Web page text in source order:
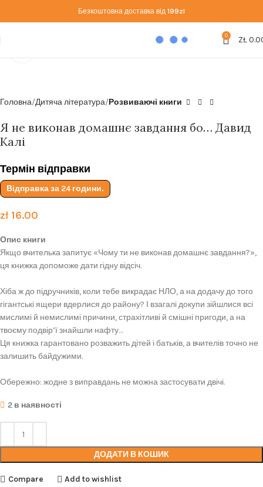
Безкоштовна доставка від 199zl
0 ZŁ
Головна Дитяча література Розвиваючі книги
Я не виконав домашнє завдання бо… Давид
Калі
Термін відправки
Відправка за 24 години.
zł16.00
Опис книги
Якщо вчителька запитує «Чому ти не виконав домашнє завдання?»,
ця книжка допоможе дати гідну відсіч.
Хіба ж до підручників, коли тебе викрадає НЛО, а на додачу до того
гігантські ящери вдерлися до району? І взагалі докупи зійшлися всі
мислимі й немислимі причини, страхітливі й смішні пригоди, а на
твоєму подвір’ї знайшли нафту…
Ця книжка гарантовано розважить дітей і батьків, а вчителів точно не
залишить байдужими.
Обережно: жодне з виправдань не можна застосувати двічі.
2 в наявності
ДОДАТИ В КОШИК
Compare Add to wishlist